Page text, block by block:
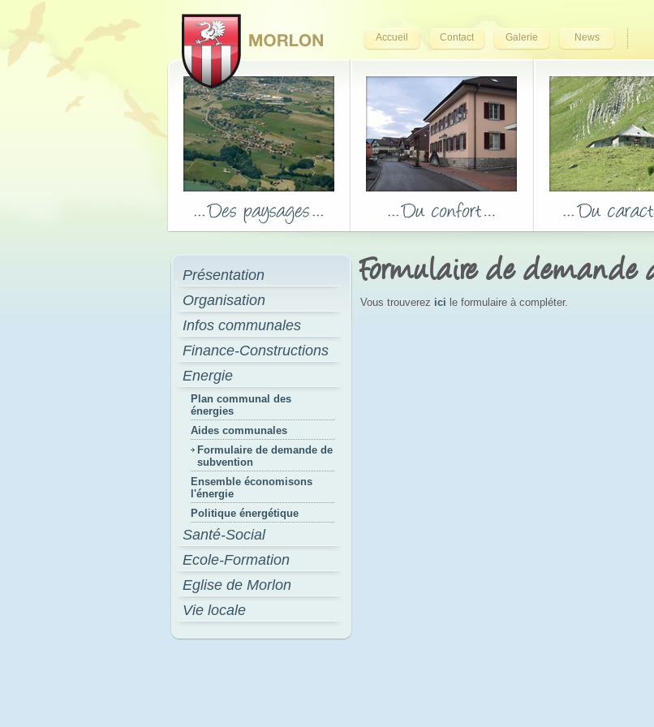
Accueil Contact Galerie News
Présentation
Organisation
Infos communales
Finance-Constructions
Energie
Plan communal des
énergies
Aides communales
Formulaire de demande de
subvention
Ensemble économisons
l'énergie
Politique énergétique
Santé-Social
Ecole-Formation
Eglise de Morlon
Vie locale
Formulaire de demande
Vous trouverez ici le formulaire à compléter.